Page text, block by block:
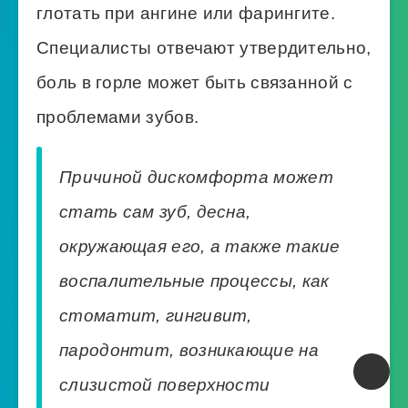
глотать при ангине или фарингите.
Специалисты отвечают утвердительно,
боль в горле может быть связанной с
проблемами зубов.
Причиной дискомфорта может
стать сам зуб, десна,
окружающая его, а также такие
воспалительные процессы, как
стоматит, гингивит,
пародонтит, возникающие на
слизистой поверхности